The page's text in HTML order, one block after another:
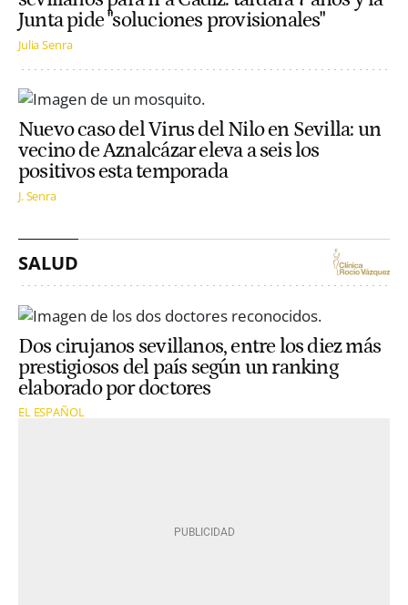
Junta pide "soluciones provisionales"
Julia Senra
Nuevo caso del Virus del Nilo en Sevilla: un
vecino de Aznalcázar eleva a seis los
positivos esta temporada
J. Senra
SALUD
Dos cirujanos sevillanos, entre los diez más
prestigiosos del país según un ranking
elaborado por doctores
EL ESPAÑOL